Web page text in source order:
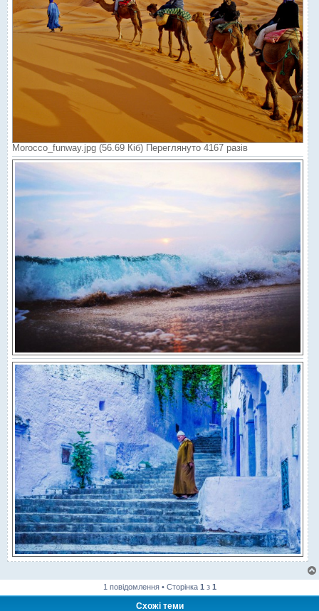
Morocco_funway.jpg (56.69 Кіб) Переглянуто 4167 разів
1 повідомлення • Сторінка 1 з 1
Схожі теми